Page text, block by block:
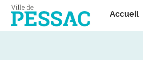
Accueil
Panneau de gestion des cookies